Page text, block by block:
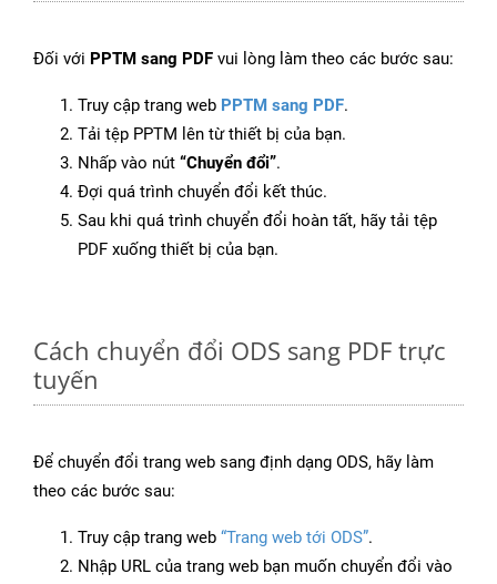
Đối với PPTM sang PDF vui lòng làm theo các bước sau:
Truy cập trang web PPTM sang PDF.
Tải tệp PPTM lên từ thiết bị của bạn.
Nhấp vào nút “Chuyển đổi”.
Đợi quá trình chuyển đổi kết thúc.
Sau khi quá trình chuyển đổi hoàn tất, hãy tải tệp
PDF xuống thiết bị của bạn.
Cách chuyển đổi ODS sang PDF trực
tuyến
Để chuyển đổi trang web sang định dạng ODS, hãy làm
theo các bước sau:
Truy cập trang web “Trang web tới ODS”.
Nhập URL của trang web bạn muốn chuyển đổi vào